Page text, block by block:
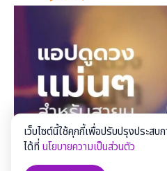
เว็บไซต์นี้ใช้คุกกี้เพื่อปรับปรุงประสบ
ได้ที่นโยบายความเป็นส่วนตัว